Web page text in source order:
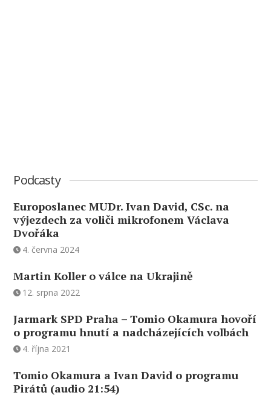
Podcasty
Europoslanec MUDr. Ivan David, CSc. na
výjezdech za voliči mikrofonem Václava
Dvořáka
4. června 2024
Martin Koller o válce na Ukrajině
12. srpna 2022
Jarmark SPD Praha – Tomio Okamura hovoří
o programu hnutí a nadcházejících volbách
4. října 2021
Tomio Okamura a Ivan David o programu
Pirátů (audio 21:54)